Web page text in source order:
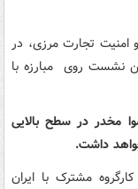
امنیت تجارت مرزی، در
نشست روی مبارزه با
مخدر در سطح بالایی
داشت.
مشترک با ایران